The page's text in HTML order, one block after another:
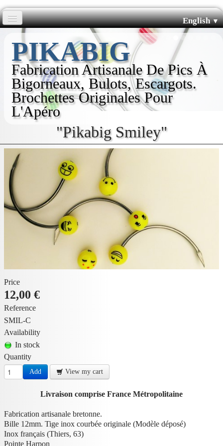
English▼
Pics Courbés
Pics Droits
Boutiques
L'histoire de Pikabig
PIKABIG
Fabrication Artisanale De Pics À
Bigorneaux, Bulots, Escargots.
Brochettes Originales Pour
L'Apéro
"Pikabig Smiley"
Price
12,00 €
Reference
SMIL-C
Availability
In stock
Quantity
Add View my cart
Livraison comprise France Métropolitaine
Fabrication artisanale bretonne.
Bille 12mm. Tige inox courbée originale (Modèle déposé)
Inox français (Thiers, 63)
Pointe Harpon